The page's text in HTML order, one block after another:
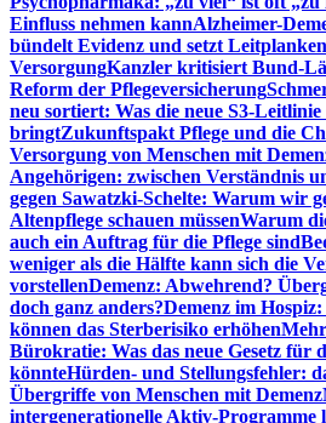
Einfluss nehmen kannAlzheimer-
bündelt Evidenz und setzt
VersorgungKanzler kritisiert Bund-
Reform der Pflegeversicherung
neu sortiert: Was die neue S3-
bringtZukunftspakt Pflege und die
Versorgung von Menschen mit
Angehörigen: zwischen Verständnis
gegen Sawatzki-Schelte: Warum wir
Altenpflege schauen müssenWarum
auch ein Auftrag für die Pflege sind
weniger als die Hälfte kann sich die
vorstellenDemenz: Abwehrend?
doch ganz anders?Demenz im
können das Sterberisiko erhöhen
Bürokratie: Was das neue Gesetz für
könnteHürden- und Stellungsfehler:
Übergriffe von Menschen mit Demenz
intergenerationelle Aktiv-Programme